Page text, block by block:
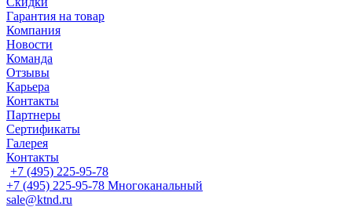
Гарантия на товар
Компания
Новости
Команда
Отзывы
Карьера
Контакты
Партнеры
Сертификаты
Галерея
Контакты
+7 (495) 225-95-78
+7 (495) 225-95-78 Многоканальный
sale@ktnd.ru